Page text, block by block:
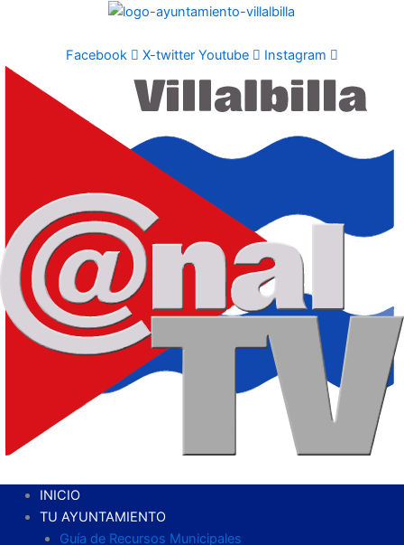
Facebook X-twitter Youtube Instagram
INICIO
TU AYUNTAMIENTO
Guía de Recursos Municipales